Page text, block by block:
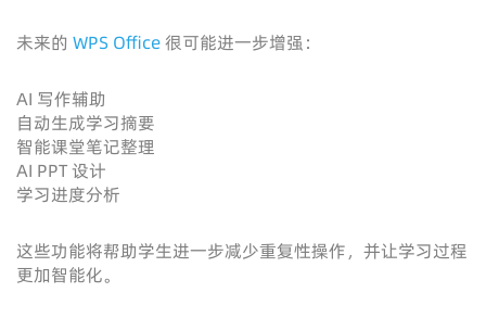
未来的 WPS Office很可能进一步增强：
AI 写作辅助
自动生成学习摘要
智能课堂笔记整理
AI PPT 设计
学习进度分析
这些功能将帮助学生进一步减少重复性操作，并让学习过程
更加智能化。